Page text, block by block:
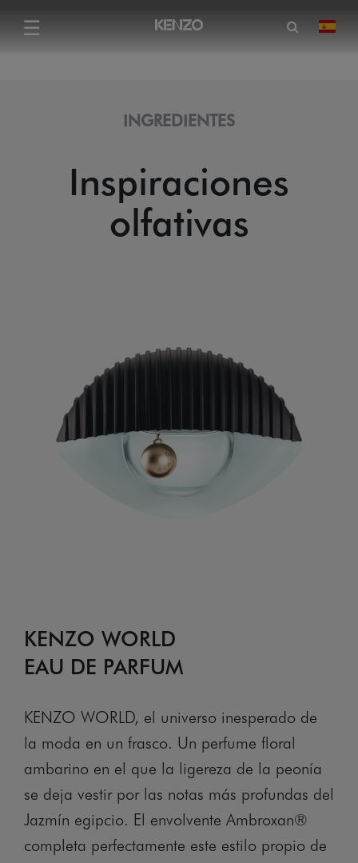
☰
Abrir
INGREDIENTES
Inspiraciones
olfativas
KENZO WORLD
EAU DE PARFUM
KENZO WORLD, el universo inesperado de
la moda en un frasco. Un perfume floral
ambarino en el que la ligereza de la peonía
se deja vestir por las notas más profundas del
Jazmín egipcio. El envolvente Ambroxan®
completa perfectamente este estilo propio de